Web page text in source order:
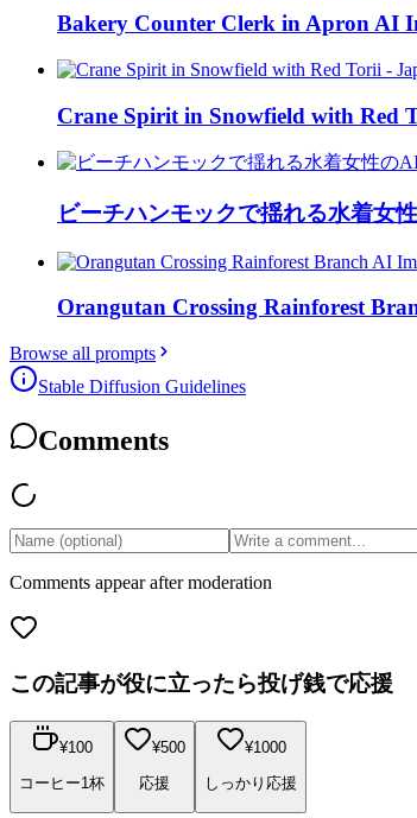
Bakery Counter Clerk in Apron AI
Crane Spirit in Snowfield with Red
ビーチハンモックで揺れる水着女
Orangutan Crossing Rainforest
Browse all prompts
Stable Diffusion Guidelines
Comments
Comments appear after moderation
この記事が役に立ったら投げ銭で応援
¥100
コーヒー1杯
¥500
応援
¥1000
しっかり応援